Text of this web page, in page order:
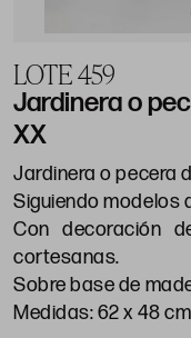
LOTE 459
Jardinera o
XX
Jardinera o pecera
Siguiendo modelos
Con decoración
cortesanas.
Sobre base de
Medidas: 62 x 48